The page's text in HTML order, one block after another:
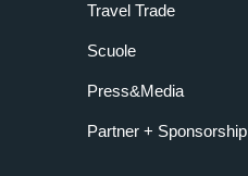
Travel Trade
Scuole
Press&Media
Partner + Sponsorship